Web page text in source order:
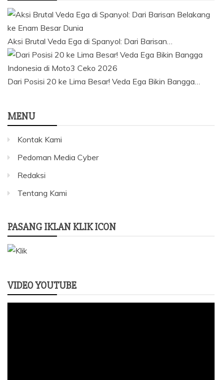
Aksi Brutal Veda Ega di Spanyol: Dari Barisan…
Dari Posisi 20 ke Lima Besar! Veda Ega Bikin Bangga…
MENU
Kontak Kami
Pedoman Media Cyber
Redaksi
Tentang Kami
PASANG IKLAN KLIK ICON
VIDEO YOUTUBE